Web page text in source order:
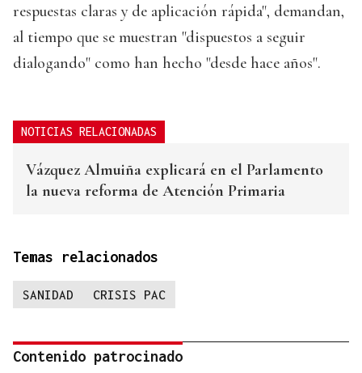
respuestas claras y de aplicación rápida", demandan,
al tiempo que se muestran "dispuestos a seguir
dialogando" como han hecho "desde hace años".
NOTICIAS RELACIONADAS
Vázquez Almuiña explicará en el Parlamento
la nueva reforma de Atención Primaria
Temas relacionados
SANIDAD CRISIS PAC
Contenido patrocinado